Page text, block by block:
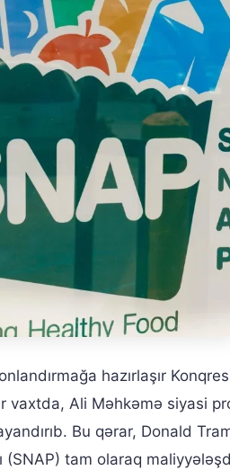
hazırlaşır
vaxtda, Ali Məhkəmə siyasi
Bu qərar, Donald
(SNAP) tam olaraq